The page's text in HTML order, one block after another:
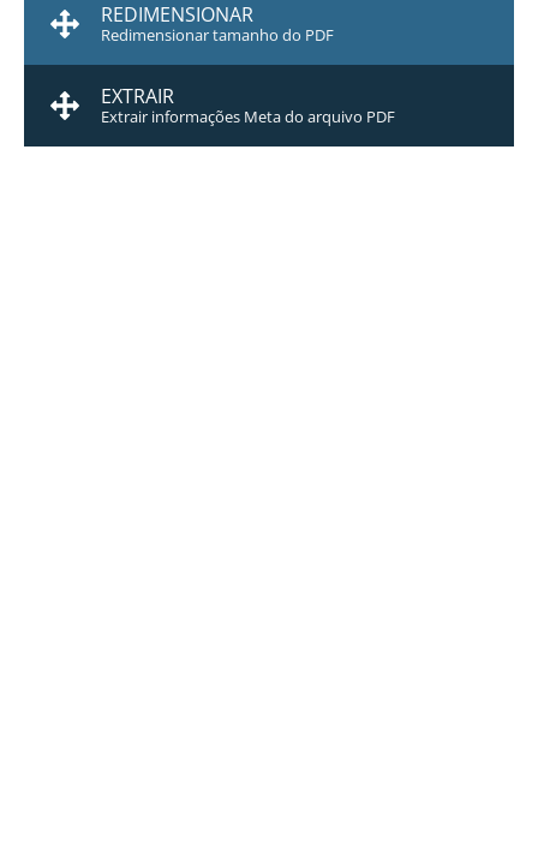
REDIMENSIONAR
Redimensionar tamanho do PDF
EXTRAIR
Extrair informações Meta do arquivo PDF